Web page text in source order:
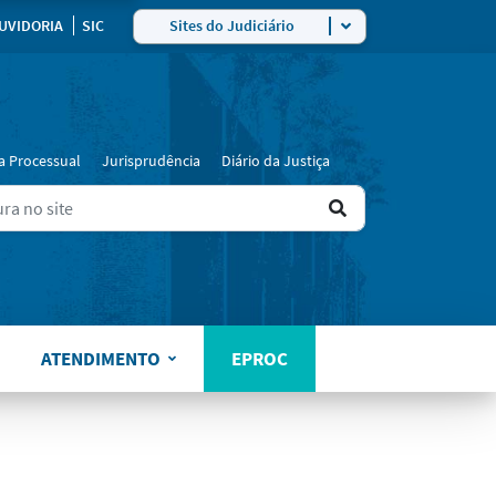
SIC Sites do Judiciário
Processual Jurisprudência Diário da Justiça
Ir
resultado
ATENDIMENTO EPROC